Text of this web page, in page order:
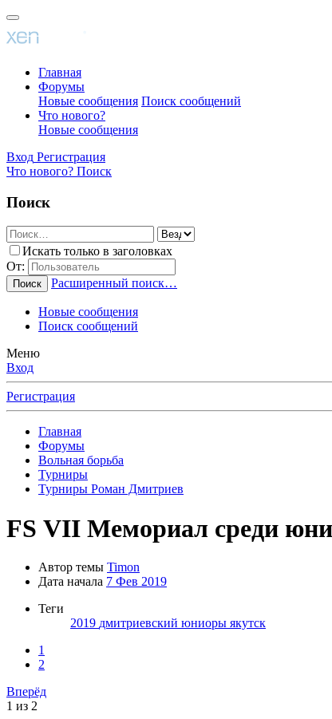
Главная
Форумы
Новые сообщения Поиск сообщений
Что нового?
Новые сообщения
Вход Регистрация
Что нового? Поиск
Поиск
Искать только в заголовках
От:
Поиск Расширенный поиск…
Новые сообщения
Поиск сообщений
Меню
Вход
Регистрация
Главная
Форумы
Вольная борьба
Турниры
Турниры Роман Дмитриев
FS VII Мемориал среди
Автор темы Timon
Дата начала 7 Фев 2019
Теги
2019 дмитриевский юниоры якутск
1
2
Вперёд
1 из 2